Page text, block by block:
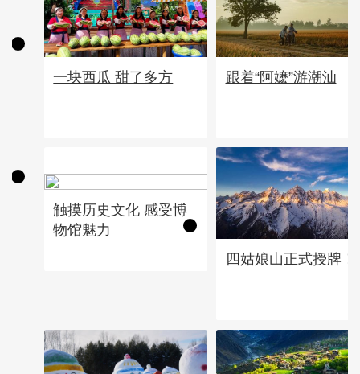
一块西瓜 甜了多方 跟着“阿嬷”游潮汕
触摸历史文化 感受博
物馆魅力
四姑娘山正式授牌！